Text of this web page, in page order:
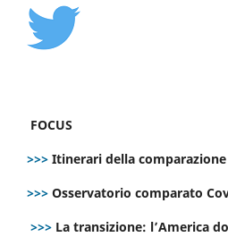
FOCUS
>>> Itinerari della comparazione
>>> Osservatorio comparato
>>> La transizione: l’America